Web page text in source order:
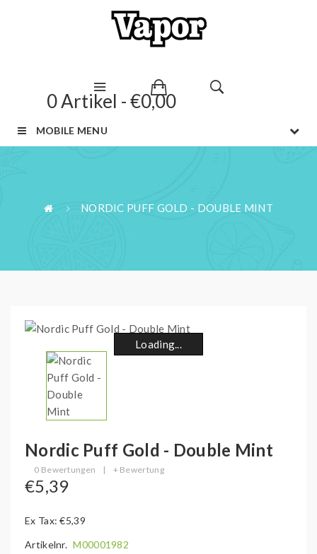
0 Artikel - €0,00
MOBILE MENU
NORDIC PUFF GOLD - DOUBLE MINT
Loading...
Loading...
Loading...
Loading...
Loading...
Loading...
Loading...
Loading...
Nordic Puff Gold - Double Mint
0 Bewertungen | + Bewertung
€5,39
Ex Tax: €5,39
Artikelnr. M00001982